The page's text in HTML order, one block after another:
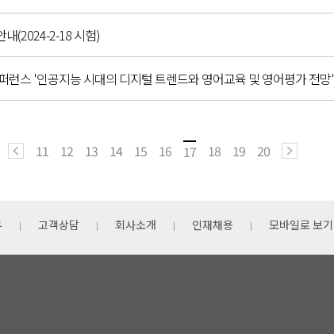
내(2024-2-18 시험)
런스 '인공지능 시대의 디지털 트렌드와 영어교육 및 영어평가 전망'
11 12 13 14 15 16 17 18 19 20
고객상담 회사소개 인재채용 모바일로 보기